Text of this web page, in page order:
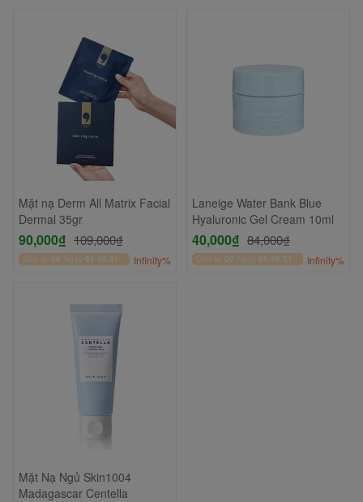
Mặt nạ Derm All Matrix Facial
Dermal 35gr
90,000₫ 109,000₫
Còn lại 00 Ngày 06:59:51 Infinity%
Laneige Water Bank Blue
Hyaluronic Gel Cream 10ml
40,000₫ 84,000₫
Còn lại 00 Ngày 06:59:51 Infinity%
Mặt Nạ Ngủ Skin1004
Madagascar Centella